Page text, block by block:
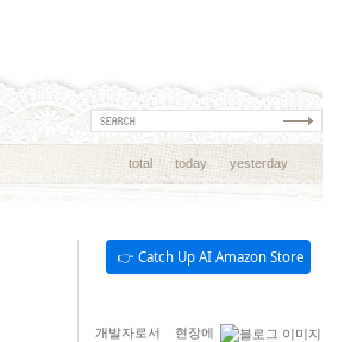
total today yesterday
👉 Catch Up AI Amazon Store
개발자로서 현장에